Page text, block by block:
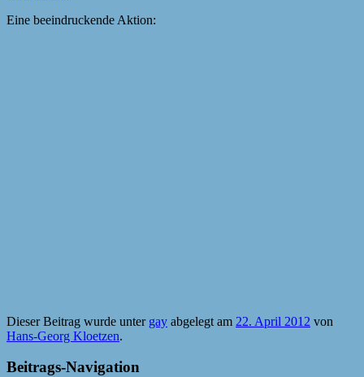
Eine beeindruckende Aktion:
Dieser Beitrag wurde unter gay abgelegt am 22. April 2012 von
Hans-Georg Kloetzen.
Beitrags-Navigation